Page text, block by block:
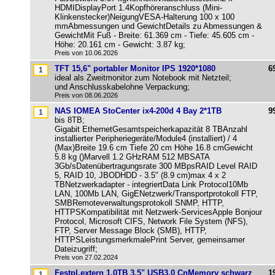
HDMIDisplayPort 1.4Kopfhöreranschluss (Mini-
Klinkenstecker)NeigungVESA-Halterung 100 x 100
mmAbmessungen und GewichtDetails zu Abmessungen &
GewichtMit Fuß - Breite: 61.369 cm - Tiefe: 45.605 cm -
Höhe: 20.161 cm - Gewicht: 3.87 kg;
Preis von 10.06.2026
TFT 15,6" portabler Monitor IPS 1920*1080
ideal als Zweitmonitor zum Notebook mit Netzteil;
und Anschlusskabelohne Verpackung;
Preis von 08.06.2026
NAS IOMEA StoCenter ix4-200d 4 Bay 2*1TB
bis 8TB;
Gigabit EthernetGesamtspeicherkapazität 8 TBAnzahl
installierter Peripheriegeräte/Module4 (installiert) / 4
(Max)Breite 19.6 cm Tiefe 20 cm Höhe 16.8 cmGewicht
5.8 kg ()Marvell 1.2 GHzRAM 512 MBSATA
3Gb/sDatenübertragungsrate 300 MBpsRAID Level RAID
5, RAID 10, JBODHDD - 3.5" (8.9 cm)max 4 x 2
TBNetzwerkadapter - integriertData Link Protocol10Mb
LAN, 100Mb LAN, GigENetzwerk/Transportprotokoll FTP,
SMBRemoteverwaltungsprotokoll SNMP, HTTP,
HTTPSKompatibilität mit Netzwerk-ServicesApple Bonjour
Protocol, Microsoft CIFS, Network File System (NFS),
FTP, Server Message Block (SMB), HTTP,
HTTPSLeistungsmerkmalePrint Server, gemeinsamer
Dateizugriff;
Preis von 27.02.2024
Festpl.extern 1,0TB 3,5" USB3.0 CnMemory schwarz